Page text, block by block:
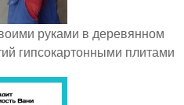
руками в деревянном
гипсокартонными плитами